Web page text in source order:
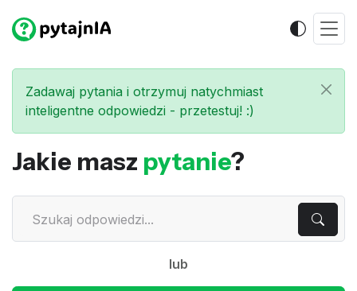
Zadawaj pytania i otrzymuj natychmiast
inteligentne odpowiedzi - przetestuj! :)
Jakie masz pytanie?
lub